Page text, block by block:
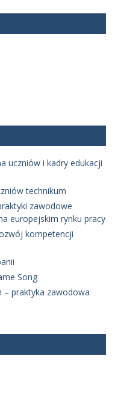
uczniów i kadry edukacji
technikum
zawodowe
europejskim rynku pracy
kompetencji
Song
– praktyka zawodowa